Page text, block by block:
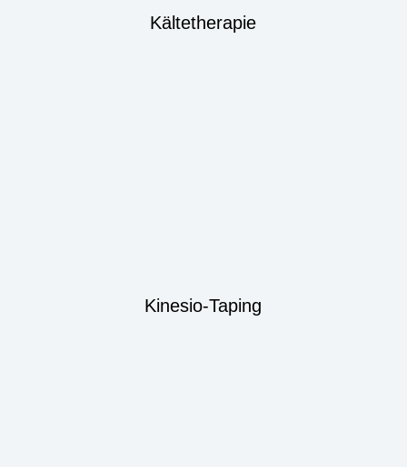
Kältetherapie
Kinesio-Taping